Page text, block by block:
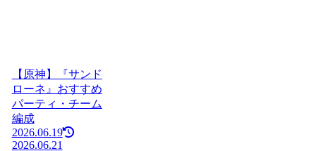
【原神】『サンド
ローネ』おすすめ
パーティ・チーム
編成
2026.06.19
2026.06.21